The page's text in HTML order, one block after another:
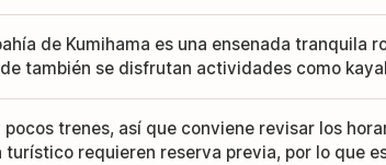
de Kumihama es una ensenada tranquila
también se disfrutan actividades como
pocos trenes, así que conviene revisar los
turístico requieren reserva previa, por lo que